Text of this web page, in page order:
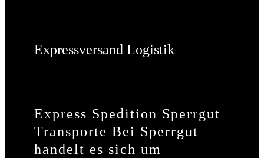
Expressversand Logistik
Express Spedition Sperrgut
Transporte Bei Sperrgut
handelt es sich um